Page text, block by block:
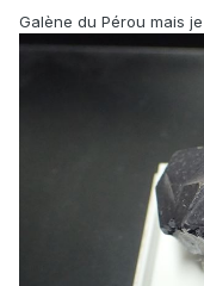
Galène du Pérou mais